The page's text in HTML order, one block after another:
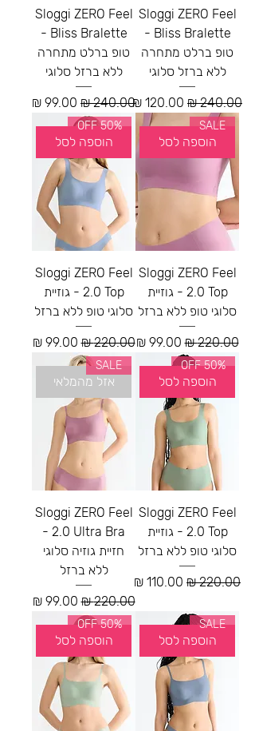
Sloggi ZERO Feel
Bliss Bralette -
טופ ברלט מתחרה
ללא ברזל סלוגי
מחיר רגיל
מחיר מבצע
Sloggi ZERO Feel
Bliss Bralette -
טופ ברלט מתחרה
ללא ברזל סלוגי
מחיר רגיל
מחיר מבצע
הוספה לסל
SALE
Sloggi ZERO Feel
2.0 Top - גוזיית
סלוגי טופ ללא ברזל
מחיר רגיל‏220.00 ‏₪ מחיר מבצע
הוספה לסל
50% OFF
Sloggi ZERO Feel
2.0 Top - גוזיית
סלוגי טופ ללא ברזל
מחיר רגיל‏220.00 ‏₪ מחיר מבצע
הוספה לסל
50% OFF
Sloggi ZERO Feel
2.0 Top - גוזיית
סלוגי טופ ללא ברזל
מחיר רגיל מחיר מבצע
אזל מהמלאי
SALE
Sloggi ZERO Feel
2.0 Ultra Bra -
חזיית גוזיה סלוגי
ללא ברזל
מחיר רגיל‏220.00 ‏₪ מחיר מבצע
הוספה לסל
SALE
הוספה לסל
50% OFF